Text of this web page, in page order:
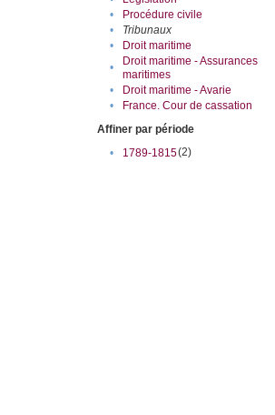
•
Procédure civile
•
Tribunaux
•
Droit maritime
•
Droit maritime - Assurances
maritimes
• Droit maritime - Avarie
•
France. Cour de cassation
Affiner par période
•
1789-1815(2)